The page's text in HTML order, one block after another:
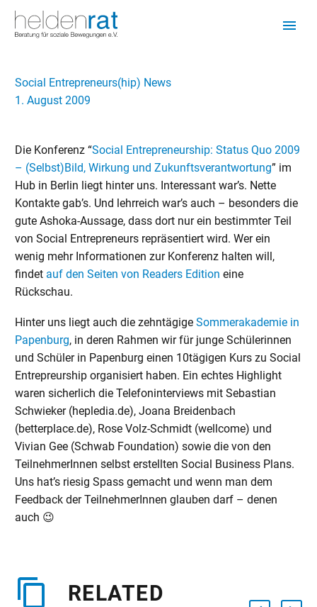
Social Entrepreneurs(hip) News
1. August 2009
Die Konferenz “Social Entrepreneurship: Status Quo 2009
– (Selbst)Bild, Wirkung und Zukunftsverantwortung” im
Hub in Berlin liegt hinter uns. Interessant war’s. Nette
Kontakte gab’s. Und lehrreich war’s auch – besonders die
gute Ashoka-Aussage, dass dort nur ein bestimmter Teil
von Social Entrepreneurs repräsentiert wird. Wer ein
wenig mehr Informationen zur Konferenz halten will,
findet auf den Seiten von Readers Edition eine
Rückschau.
Hinter uns liegt auch die zehntägige Sommerakademie in
Papenburg, in deren Rahmen wir für junge Schülerinnen
und Schüler in Papenburg einen 10tägigen Kurs zu Social
Entrepreurship organisiert haben. Ein echtes Highlight
waren sicherlich die Telefoninterviews mit Sebastian
Schwieker (hepledia.de), Joana Breidenbach
(betterplace.de), Rose Volz-Schmidt (wellcome) und
Vivian Gee (Schwab Foundation) sowie die von den
TeilnehmerInnen selbst erstellten Social Business Plans.
Uns hat’s riesig Spass gemacht und wenn man dem
Feedback der TeilnehmerInnen glauben darf – denen
auch 😉
RELATED